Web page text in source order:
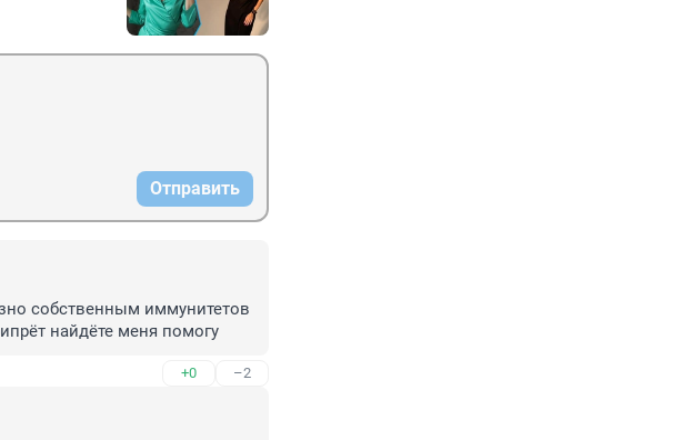
Отправить
собственным иммунитетов
найдёте меня помогу
+0 –2